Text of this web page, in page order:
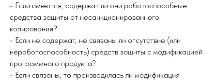
- Если имеются, содержат ли они работоспособные
средства защиты от несанкционированного
копирования?
- Если не содержат, не связаны ли отсутствие (или
неработоспособность) средств защиты с модификацией
программного продукта?
- Если связаны, то производилась ли модификация